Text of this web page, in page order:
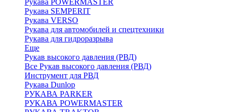
Рукава POWERMASTER
Рукава SEMPERIT
Рукава VERSO
Рукава для автомобилей и спецтехники
Рукава для гидроразрыва
Еще
Рукав высокого давления (РВД)
Все Рукав высокого давления (РВД)
Инструмент для РВД
Рукава Dunlop
РУКАВА PARKER
РУКАВА POWERMASTER